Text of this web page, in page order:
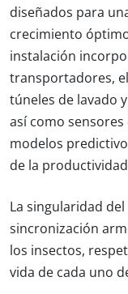
diseñados para
crecimiento
instalación
transportadores,
túneles de lavado
así como
modelos
de la
La singularidad
sincronización
los insectos,
vida de cada uno